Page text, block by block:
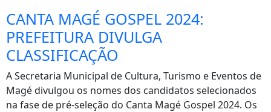
CANTA MAGÉ GOSPEL 2024:
PREFEITURA DIVULGA
CLASSIFICAÇÃO
A Secretaria Municipal de Cultura, Turismo e Eventos de
Magé divulgou os nomes dos candidatos selecionados
na fase de pré-seleção do Canta Magé Gospel 2024. Os